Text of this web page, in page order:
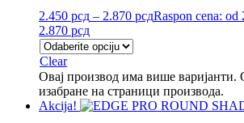
2.450 рсд – 2.870 рсдRaspon cena: od
2.870 рсд
Clear
Овај производ има више варијанти.
изабране на страници производа.
Akcija!